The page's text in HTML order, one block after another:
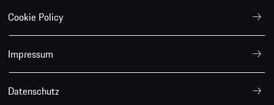
Cookie Policy
Impressum
Datenschutz